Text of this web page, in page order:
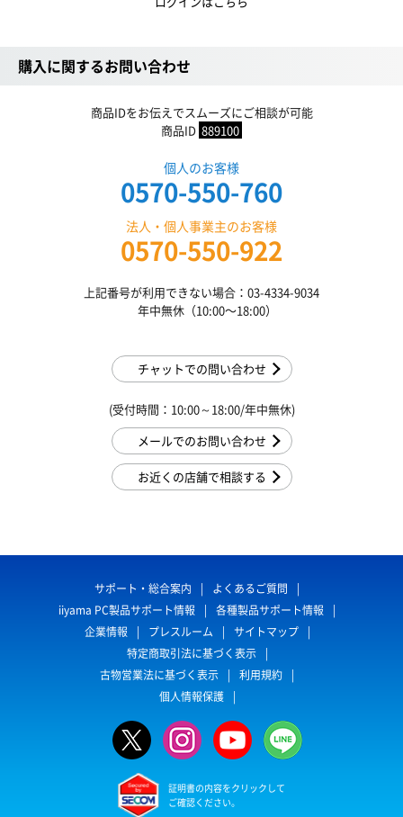
購入に関するお問い合わせ
商品IDをお伝えでスムーズにご相談が可能
商品ID 889100
個人のお客様
0570-550-760
法人・個人事業主のお客様
0570-550-922
上記番号が利用できない場合：03-4334-9034
年中無休（10:00〜18:00）
チャットでの問い合わせ
(受付時間：10:00～18:00/年中無休)
メールでのお問い合わせ
お近くの店舗で相談する
サポート・総合案内
よくあるご質問
iiyama PC製品サポート情報
各種製品サポート情報
企業情報
プレスルーム
サイトマップ
特定商取引法に基づく表示
古物営業法に基づく表示
利用規約
個人情報保護
証明書の内容をクリックして
ご確認ください。